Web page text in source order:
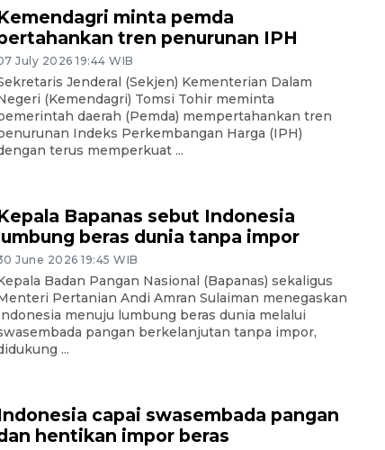
minta pemda
tren penurunan IPH
July 2026 19:44 WIB
Jenderal (Sekjen) Kementerian Dalam
(Kemendagri) Tomsi Tohir meminta
daerah (Pemda) mempertahankan tren
Indeks Perkembangan Harga (IPH)
terus memperkuat ...
Bapanas sebut Indonesia
beras dunia tanpa impor
June 2026 19:45 WIB
Badan Pangan Nasional (Bapanas) sekaligus
Pertanian Andi Amran Sulaiman menegaskan
menuju lumbung beras dunia melalui
pangan berkelanjutan tanpa impor,
...
capai swasembada pangan
hentikan impor beras